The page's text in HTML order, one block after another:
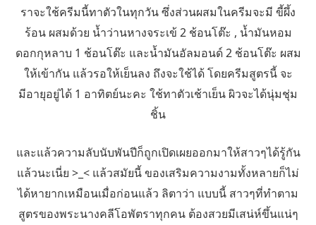
ราจะใช้ครีมนี้ทาตัวในทุกวัน ซึ่งส่วนผสมในครีมจะมี ขี้ผึ้ง
ร้อน ผสมด้วย น้ำว่านหางจระเข้ 2 ช้อนโต๊ะ , น้ำมันหอม
ดอกกุหลาบ 1 ช้อนโต๊ะ และน้ำมันอัลมอนด์ 2 ช้อนโต๊ะ ผสม
ให้เข้ากัน แล้วรอให้เย็นลง ถึงจะใช้ได้ โดยครีมสูตรนี้ จะ
มีอายุอยู่ได้ 1 อาทิตย์นะคะ ใช้ทาตัวเช้าเย็น ผิวจะได้นุ่มชุ่ม
ชิ้น
และแล้วความลับนับพันปีก็ถูกเปิดเผยออกมาให้สาวๆได้รู้กัน
แล้วนะเนี่ย >_< แล้วสมัยนี้ ของเสริมความงามทั้งหลายก็ไม่
ได้หายากเหมือนเมื่อก่อนแล้ว ลิตาว่า แบบนี้ สาวๆที่ทำตาม
สูตรของพระนางคลีโอพัตราทุกคน ต้องสวยมีเสน่ห์ขึ้นแน่ๆ